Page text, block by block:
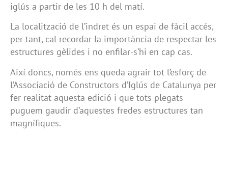
iglús a partir de les 10 h del matí.
La localització de l’indret és un espai de fàcil accés,
per tant, cal recordar la importància de respectar les
estructures gèlides i no enfilar-s’hi en cap cas.
Així doncs, només ens queda agrair tot l’esforç de
l’Associació de Constructors d’Iglús de Catalunya per
fer realitat aquesta edició i que tots plegats
puguem gaudir d’aquestes fredes estructures tan
magnífiques.